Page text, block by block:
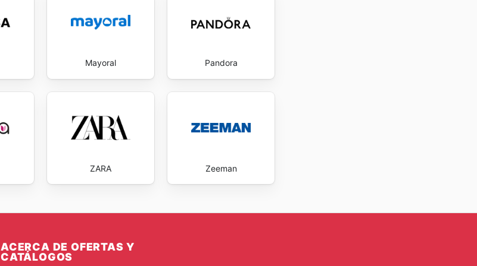
Mayoral Pandora
ZARA Zeeman
ACERCA DE OFERTAS Y
CATÁLOGOS